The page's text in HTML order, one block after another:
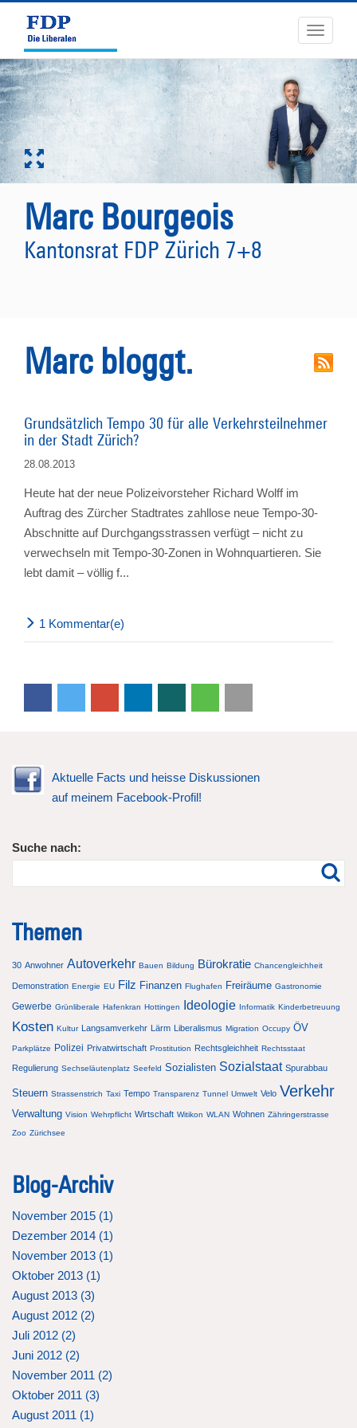
Toggle
Marc Bourgeois
Kantonsrat FDP Zürich 7+8
Marc bloggt.
Grundsätzlich Tempo 30 für alle Verkehrsteilnehmer
in der Stadt Zürich?
28.08.2013
Heute hat der neue Polizeivorsteher Richard Wolff im
Auftrag des Zürcher Stadtrates zahllose neue Tempo-30-
Abschnitte auf Durchgangsstrassen verfügt – nicht zu
verwechseln mit Tempo-30-Zonen in Wohnquartieren. Sie
lebt damit – völlig f...
1 Kommentar(e)
Aktuelle Facts und heisse Diskussionen
auf meinem Facebook-Profil!
Suche nach:
Themen
30 Anwohner Autoverkehr Bauen Bildung Bürokratie Chancengleichheit
Demonstration Energie EU Filz Finanzen Flughafen Freiräume Gastronomie
Gewerbe Grünliberale Hafenkran Hottingen Ideologie Informatik Kinderbetreuung
Kosten Kultur Langsamverkehr Lärm Liberalismus Migration Occupy ÖV
Parkplätze Polizei Privatwirtschaft Prostitution Rechtsgleichheit Rechtsstaat
Regulierung Sechseläutenplatz Seefeld Sozialisten Sozialstaat Spurabbau
Steuern Strassenstrich Taxi Tempo Transparenz Tunnel Umwelt Velo Verkehr
Verwaltung Vision Wehrpflicht Wirtschaft Witikon WLAN Wohnen Zähringerstrasse
Zoo Zürichsee
Blog-Archiv
November 2015 (1)
Dezember 2014 (1)
November 2013 (1)
Oktober 2013 (1)
August 2013 (3)
August 2012 (2)
Juli 2012 (2)
Juni 2012 (2)
November 2011 (2)
Oktober 2011 (3)
August 2011 (1)